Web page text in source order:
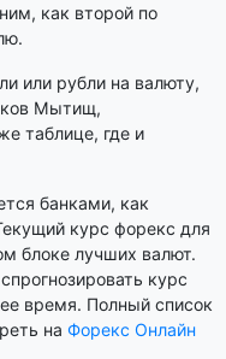
как второй по
или рубли на валюту,
Мытищ,
таблице, где и
банками, как
курс форекс для
блоке лучших валют.
курс
время. Полный список
на Форекс Онлайн